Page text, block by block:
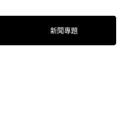
新聞專題